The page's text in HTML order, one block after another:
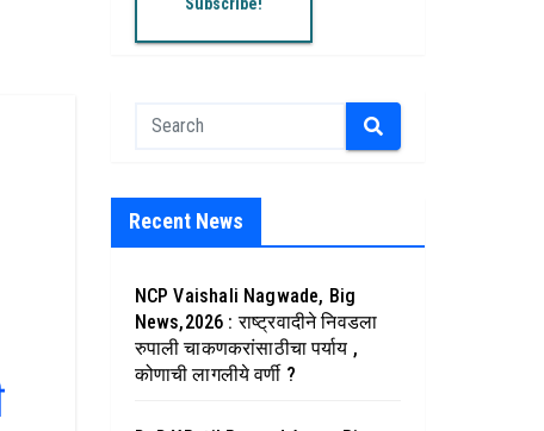
Recent News
NCP Vaishali Nagwade, Big
News,2026 : राष्ट्रवादीने निवडला
रुपाली चाकणकरांसाठीचा पर्याय ,
कोणाची लागलीये वर्णी ?